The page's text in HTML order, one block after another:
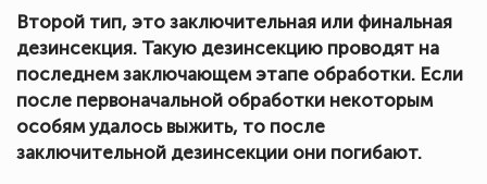
Второй тип, это заключительная или финальная
дезинсекция. Такую дезинсекцию проводят на
последнем заключающем этапе обработки. Если
после первоначальной обработки некоторым
особям удалось выжить, то после
заключительной дезинсекции они погибают.